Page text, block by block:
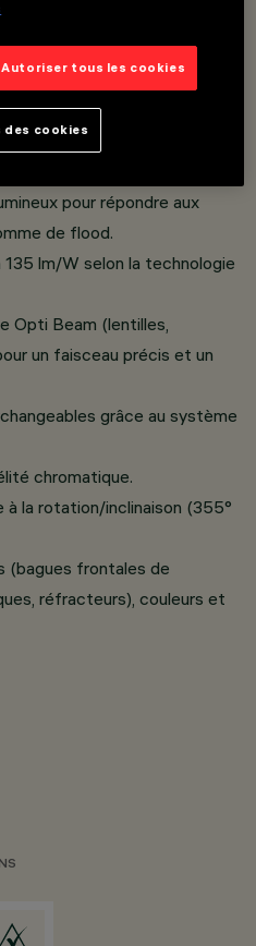
drivers déportés,
de couleur : 2700K,
pour répondre aux
de flood.
lm/W selon la technologie
Opti Beam (lentilles,
un faisceau précis et un
grâce au système
chromatique.
la rotation/inclinaison (355°
(bagues frontales de
réfracteurs), couleurs et
Autoriser tous les cookies
des cookies